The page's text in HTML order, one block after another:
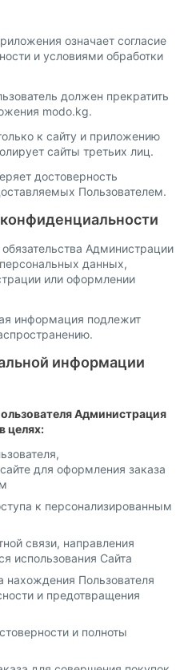
означает согласие
и условиями обработки
должен прекратить
modo.kg.
к сайту и приложению
сайты третьих лиц.
достоверность
Пользователем.
Администрации
данных,
или оформлении
информация подлежит
информации
Администрация
целях:
для оформления заказа
к персонализированным
связи, направления
использования Сайта
нахождения Пользователя
и предотвращения
и полноты